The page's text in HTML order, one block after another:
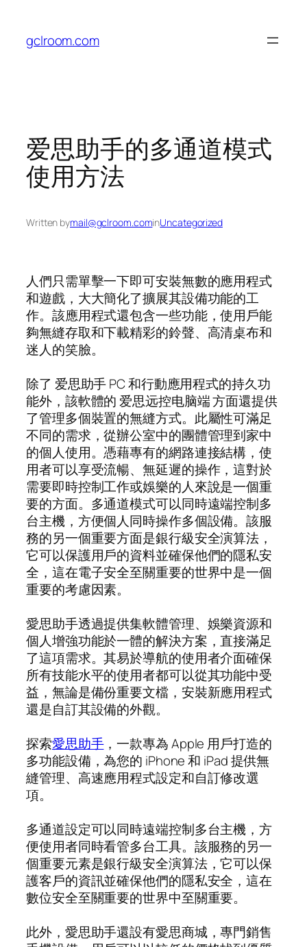
content
gclroom.com
爱思助手的多通道模式
使用方法
Written bymail@gclroom.cominUncategorized
人們只需單擊一下即可安裝無數的應用程式
和遊戲，大大簡化了擴展其設備功能的工
作。該應用程式還包含一些功能，使用戶能
夠無縫存取和下載精彩的鈴聲、高清桌布和
迷人的笑臉。
除了 爱思助手 PC 和行動應用程式的持久功
能外，該軟體的 爱思远控电脑端 方面還提供
了管理多個裝置的無縫方式。此屬性可滿足
不同的需求，從辦公室中的團體管理到家中
的個人使用。憑藉專有的網路連接結構，使
用者可以享受流暢、無延遲的操作，這對於
需要即時控制工作或娛樂的人來說是一個重
要的方面。多通道模式可以同時遠端控制多
台主機，方便個人同時操作多個設備。該服
務的另一個重要方面是銀行級安全演算法，
它可以保護用戶的資料並確保他們的隱私安
全，這在電子安全至關重要的世界中是一個
重要的考慮因素。
愛思助手透過提供集軟體管理、娛樂資源和
個人增強功能於一體的解決方案，直接滿足
了這項需求。其易於導航的使用者介面確保
所有技能水平的使用者都可以從其功能中受
益，無論是備份重要文檔，安裝新應用程式
還是自訂其設備的外觀。
探索愛思助手，一款專為 Apple 用戶打造的
多功能設備，為您的 iPhone 和 iPad 提供無
縫管理、高速應用程式設定和自訂修改選
項。
多通道設定可以同時遠端控制多台主機，方
便使用者同時看管多台工具。該服務的另一
個重要元素是銀行級安全演算法，它可以保
護客戶的資訊並確保他們的隱私安全，這在
數位安全至關重要的世界中至關重要。
此外，愛思助手還設有愛思商城，專門銷售